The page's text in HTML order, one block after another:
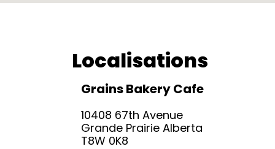
Localisations
Grains Bakery Cafe
10408 67th Avenue
Grande Prairie Alberta
T8W 0K8